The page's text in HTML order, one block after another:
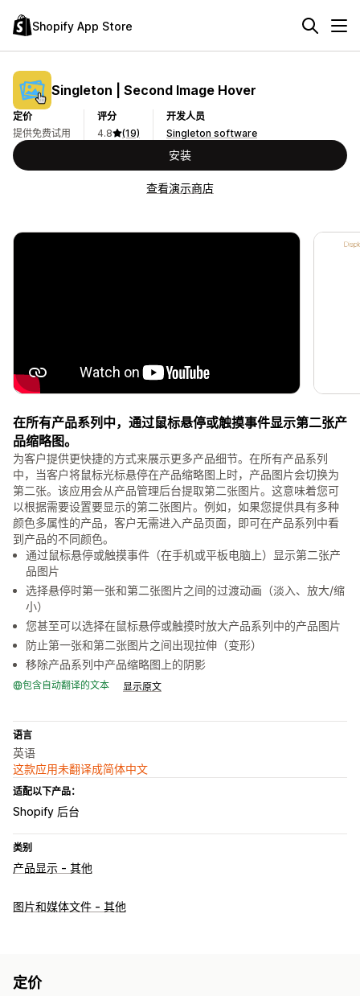
Shopify App Store
Singleton | Second Image Hover
定价
提供免费试用
评分
4.8
(19)
开发人员
Singleton software
安装
查看演示商店
在所有产品系列中，通过鼠标悬停或触摸事件显示第二张产
品缩略图。
为客户提供更快捷的方式来展示更多产品细节。在所有产品系列
中，当客户将鼠标光标悬停在产品缩略图上时，产品图片会切换为
第二张。该应用会从产品管理后台提取第二张图片。这意味着您可
以根据需要设置要显示的第二张图片。例如，如果您提供具有多种
颜色多属性的产品，客户无需进入产品页面，即可在产品系列中看
到产品的不同颜色。
通过鼠标悬停或触摸事件（在手机或平板电脑上）显示第二张产
品图片
选择悬停时第一张和第二张图片之间的过渡动画（淡入、放大/缩
小）
您甚至可以选择在鼠标悬停或触摸时放大产品系列中的产品图片
防止第一张和第二张图片之间出现拉伸（变形）
移除产品系列中产品缩略图上的阴影
包含自动翻译的文本 显示原文
语言
英语
这款应用未翻译成简体中文
适配以下产品：
Shopify 后台
类别
产品显示 - 其他
图片和媒体文件 - 其他
定价